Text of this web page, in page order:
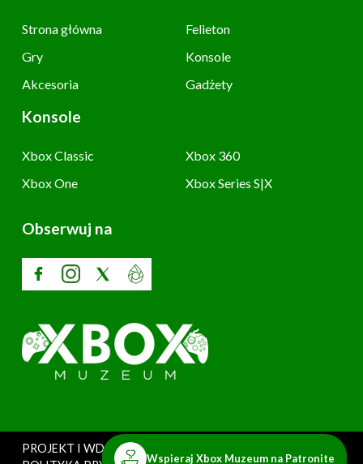
Strona główna
Felieton
Gry
Konsole
Akcesoria
Gadżety
Konsole
Xbox Classic
Xbox 360
Xbox One
Xbox Series S|X
Obserwuj na
PROJEKT I WDROŻENIE: SZARY UŻYTKOWNIK
Wspieraj Xbox Muzeum na Patronite